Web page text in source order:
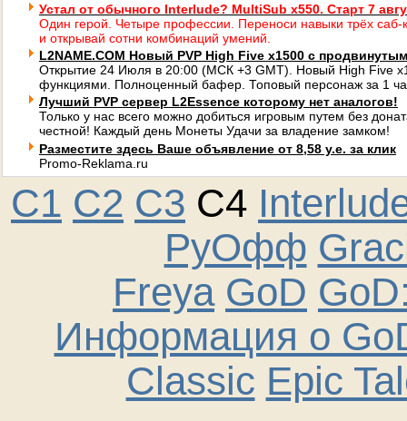
Устал от обычного Interlude? MultiSub x550. Старт 7
Один герой. Четыре профессии. Переноси навыки трёх саб-
и открывай сотни комбинаций умений.
L2NAME.COM Новый PVP High Five x1500 с
Открытие 24 Июля в 20:00 (МСК +3 GMT). Новый High Five
функциями. Полноценный бафер. Топовый персонаж за 1
Лучший PVP сервер L2Essence которому нет аналогов!
Только у нас всего можно добиться игровым путем без
честной! Каждый день Монеты Удачи за владение замком!
Разместите здесь Ваше объявление от 8,58 у.е. за клик
Promo-Reklama.ru
C1 C2 C3 C4
РуОфф
Freya GoD
Информация о
Classic Epic